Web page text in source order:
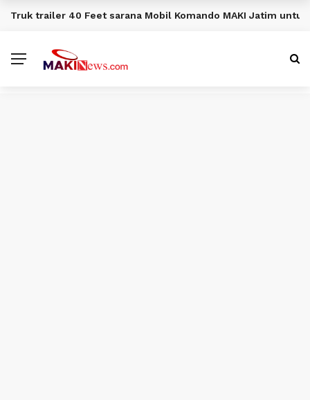
BERITA TERKINI
Truk trailer 40 Feet sarana Mobil Komando MAKI Jatim